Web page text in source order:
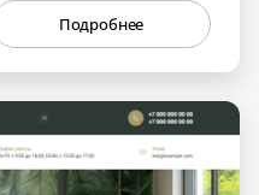
Подробнее